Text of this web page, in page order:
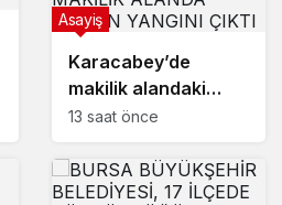
Karacabey’de
makilik alandaki
yangın fabrikaya
söndürüldü
Asayiş
13 saat önce